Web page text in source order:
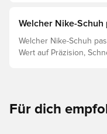
Langlebigkeit des
verschiedenen
Welcher Nike-Schuh
Welcher Nike-Schuh
Wert auf Präzision,
Für dich